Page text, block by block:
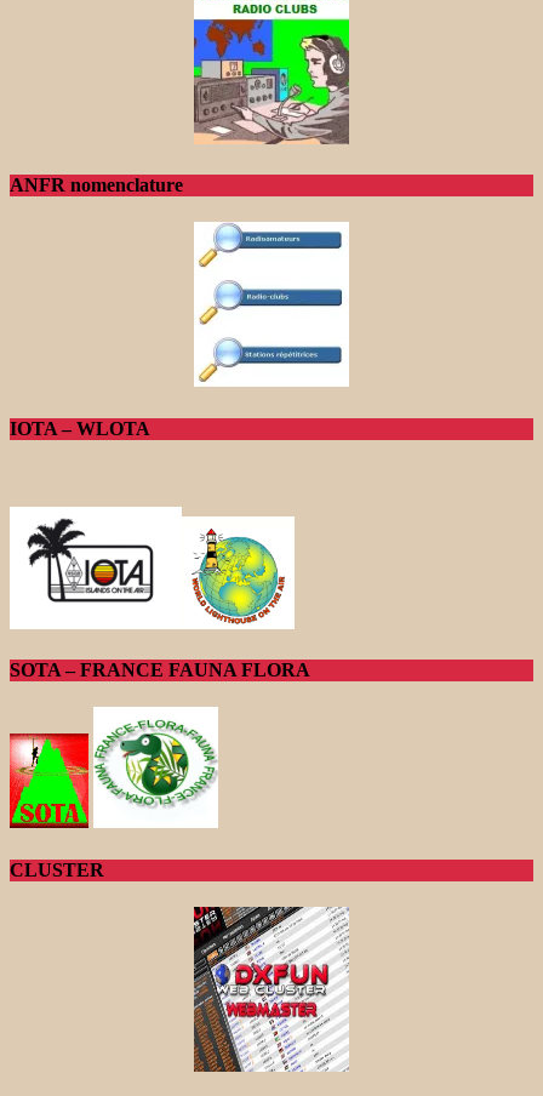
ANFR nomenclature
IOTA – WLOTA
SOTA – FRANCE FAUNA FLORA
CLUSTER